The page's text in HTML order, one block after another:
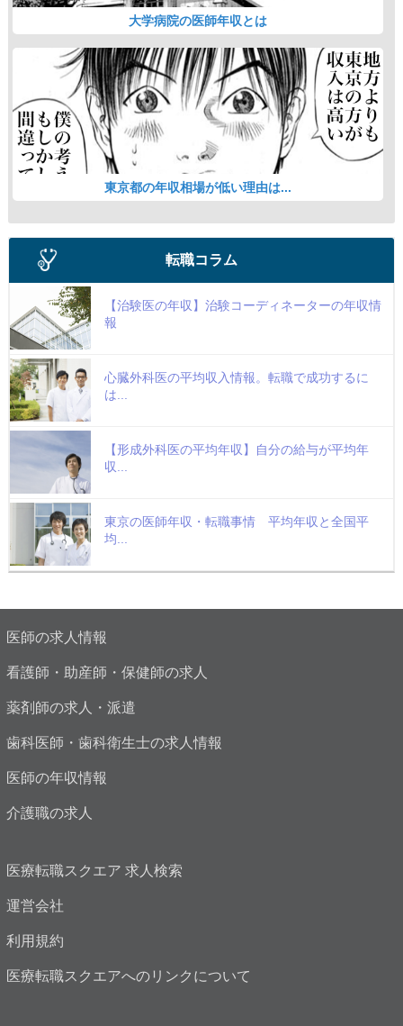
大学病院の医師年収とは
東京都の年収相場が低い理由は...
転職コラム
【治験医の年収】治験コーディネーターの年収情
報
心臓外科医の平均収入情報。転職で成功するに
は...
【形成外科医の平均年収】自分の給与が平均年
収...
東京の医師年収・転職事情 平均年収と全国平
均...
医師の求人情報
看護師・助産師・保健師の求人
薬剤師の求人・派遣
歯科医師・歯科衛生士の求人情報
医師の年収情報
介護職の求人
医療転職スクエア 求人検索
運営会社
利用規約
医療転職スクエアへのリンクについて